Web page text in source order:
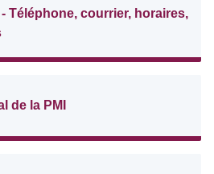
Téléphone, courrier, horaires,
de la PMI